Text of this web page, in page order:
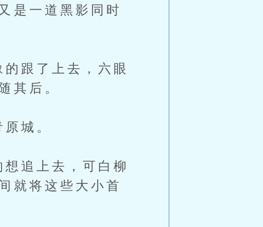
是一道黑影同时
跟了上去，六眼
其后。
城。
追上去，可白柳
就将这些大小首